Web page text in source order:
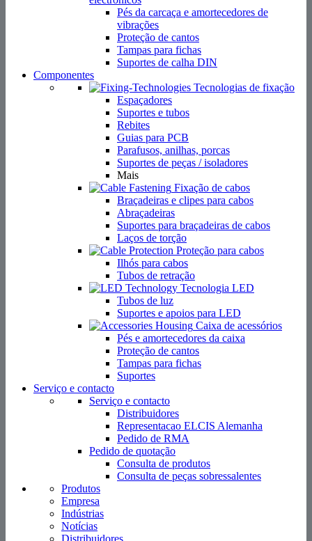
Pés da carcaça e amortecedores de
vibrações
Proteção de cantos
Tampas para fichas
Suportes de calha DIN
Componentes
Tecnologias de fixação
Espaçadores
Suportes e tubos
Rebites
Guias para PCB
Parafusos, anilhas, porcas
Suportes de peças / isoladores
Mais
Fixação de cabos
Braçadeiras e clipes para cabos
Abraçadeiras
Suportes para braçadeiras de cabos
Laços de torção
Proteção para cabos
Ilhós para cabos
Tubos de retração
Tecnologia LED
Tubos de luz
Suportes e apoios para LED
Caixa de acessórios
Pés e amortecedores da caixa
Proteção de cantos
Tampas para fichas
Suportes
Serviço e contacto
Serviço e contacto
Distribuidores
Representacao ELCIS Alemanha
Pedido de RMA
Pedido de quotação
Consulta de produtos
Consulta de peças sobressalentes
Produtos
Empresa
Indústrias
Notícias
Distribuidores